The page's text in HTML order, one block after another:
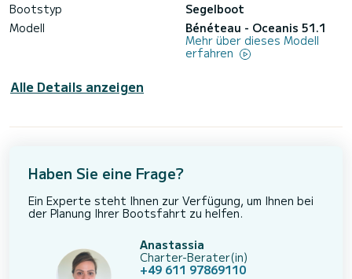
Bootstyp
Segelboot
Modell
Bénéteau - Oceanis 51.1
Mehr über dieses Modell
erfahren
Alle Details anzeigen
Haben Sie eine Frage?
Ein Experte steht Ihnen zur Verfügung, um Ihnen bei
der Planung Ihrer Bootsfahrt zu helfen.
Anastassia
Charter-Berater(in)
+49 611 97869110